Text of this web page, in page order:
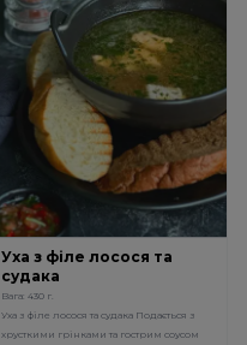
Уха з філе лосося та
судака
Вага: 430 г.
Уха з філе лосося та судака Подається з
хрусткими грінками та гострим соусом